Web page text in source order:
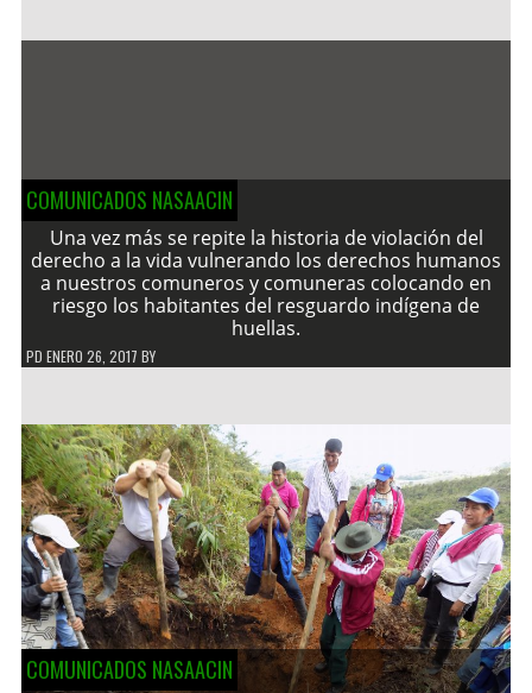
COMUNICADOS NASAACIN
Una vez más se repite la historia de violación del
derecho a la vida vulnerando los derechos humanos
a nuestros comuneros y comuneras colocando en
riesgo los habitantes del resguardo indígena de
huellas.
PD ENERO 26, 2017 BY
COMUNICADOS NASAACIN